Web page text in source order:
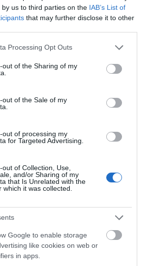
us to third parties on the IAB’s List of
that may further disclose it to other
website/app uses one or more Google
visit or usage behaviour. You may click to
to Google and its third-party tags to
below specified purposes in below Google
Processing Opt Outs
out of the Sharing of my
out of the Sale of my
out of processing my
for Targeted Advertising.
of Collection, Use,
and/or Sharing of my
that Is Unrelated with the
which it was collected.
Google to enable storage
like cookies on web or
in apps.
έπεσε θύμα
– Πλήρωσε
δεν παρέλαβε
Εύβοια: Άνδρας
τις αισθήσεις
προσλήψεις
το θαύμα της βροχής
στη φωτιά του 2021
Προσοχή σήμερα στην
απαγορεύεται από την
Πολιτική Προστασία